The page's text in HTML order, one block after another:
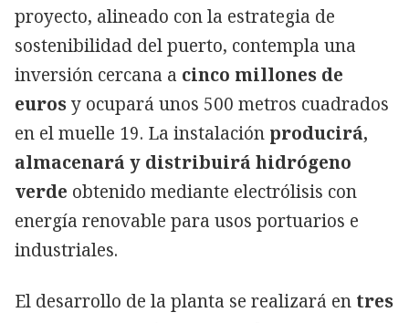
proyecto, alineado con la estrategia de
sostenibilidad del puerto, contempla una
inversión cercana a cinco millones de
eurosy ocupará unos 500 metros cuadrados
en el muelle 19. La instalación producirá,
almacenará y distribuirá hidrógeno
verde obtenido mediante electrólisis con
energía renovable para usos portuarios e
industriales.
El desarrollo de la planta se realizará en tres